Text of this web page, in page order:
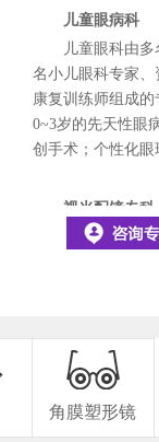
儿童眼病科
儿童眼科由多
名小儿眼科专家
康复训练师组成的
0~3岁的先天性眼
创手术；个性化眼
视光配镜专科
视光配镜专
教育局指定医院，
视力普查，建立
先进的医学验光
角膜塑形镜